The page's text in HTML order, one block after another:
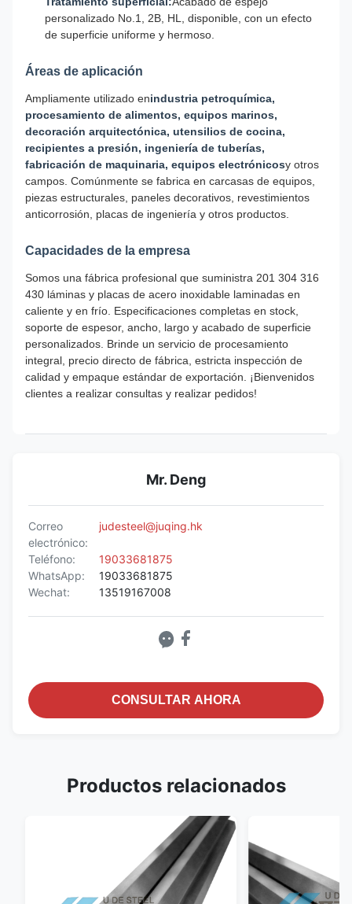
personalizado No.1, 2B, HL, disponible, con un efecto
de superficie uniforme y hermoso.
Áreas de aplicación
Ampliamente utilizado enindustria petroquímica,
procesamiento de alimentos, equipos marinos,
decoración arquitectónica, utensilios de cocina,
recipientes a presión, ingeniería de tuberías,
fabricación de maquinaria, equipos electrónicosy otros
campos. Comúnmente se fabrica en carcasas de equipos,
piezas estructurales, paneles decorativos, revestimientos
anticorrosión, placas de ingeniería y otros productos.
Capacidades de la empresa
Somos una fábrica profesional que suministra 201 304 316
430 láminas y placas de acero inoxidable laminadas en
caliente y en frío. Especificaciones completas en stock,
soporte de espesor, ancho, largo y acabado de superficie
personalizados. Brinde un servicio de procesamiento
integral, precio directo de fábrica, estricta inspección de
calidad y empaque estándar de exportación. ¡Bienvenidos
clientes a realizar consultas y realizar pedidos!
Mr. Deng
Correo
electrónico:
judesteel@juqing.hk
Teléfono:
19033681875
WhatsApp:
19033681875
Wechat:
13519167008
CONSULTAR AHORA
Productos relacionados